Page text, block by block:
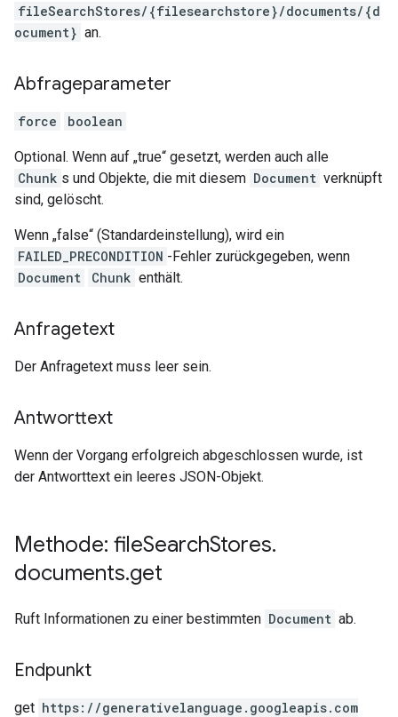
fileSearchStores/{filesearchstore}/documents/{d
ocument} an.
Abfrageparameter
force boolean
Optional. Wenn auf „true“ gesetzt, werden auch alle
Chunk s und Objekte, die mit diesem Document verknüpft
sind, gelöscht.
Wenn „false“ (Standardeinstellung), wird ein
FAILED_PRECONDITION -Fehler zurückgegeben, wenn
Document
Chunk enthält.
Anfragetext
Der Anfragetext muss leer sein.
Antworttext
Wenn der Vorgang erfolgreich abgeschlossen wurde, ist
der Antworttext ein leeres JSON-Objekt.
Methode: fileSearchStores.
documents.get
Ruft Informationen zu einer bestimmten Document ab.
Endpunkt
get https: / /generativelanguage.googleapis.com